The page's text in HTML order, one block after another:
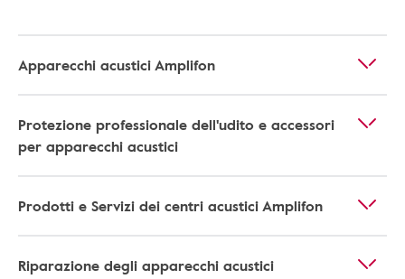
Apparecchi acustici Amplifon
Protezione professionale dell'udito e accessori
per apparecchi acustici
Prodotti e Servizi dei centri acustici Amplifon
Riparazione degli apparecchi acustici